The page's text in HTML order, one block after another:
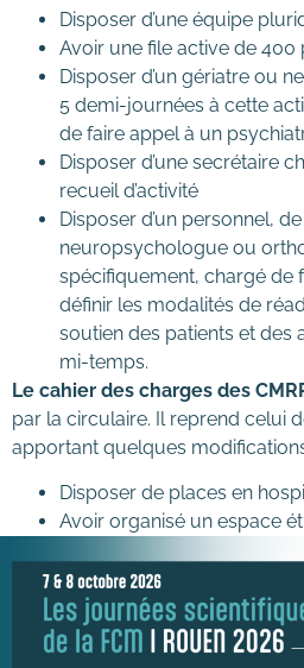
Disposer d’une équipe
Avoir une file active de
Disposer d’un gériatre ou
5 demi-journées à cette
de faire appel à un
Disposer d’une secrétaire
recueil d’activité
Disposer d’un personnel,
neuropsychologue ou
spécifiquement, chargé de
définir les modalités de
soutien des patients et des
mi-temps.
Le cahier des charges des
par la circulaire. Il reprend celui
apportant quelques
Disposer de places en
Avoir organisé un espace